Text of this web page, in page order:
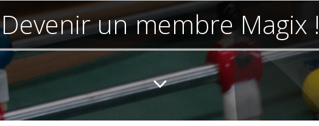
Devenir un membre Magix !